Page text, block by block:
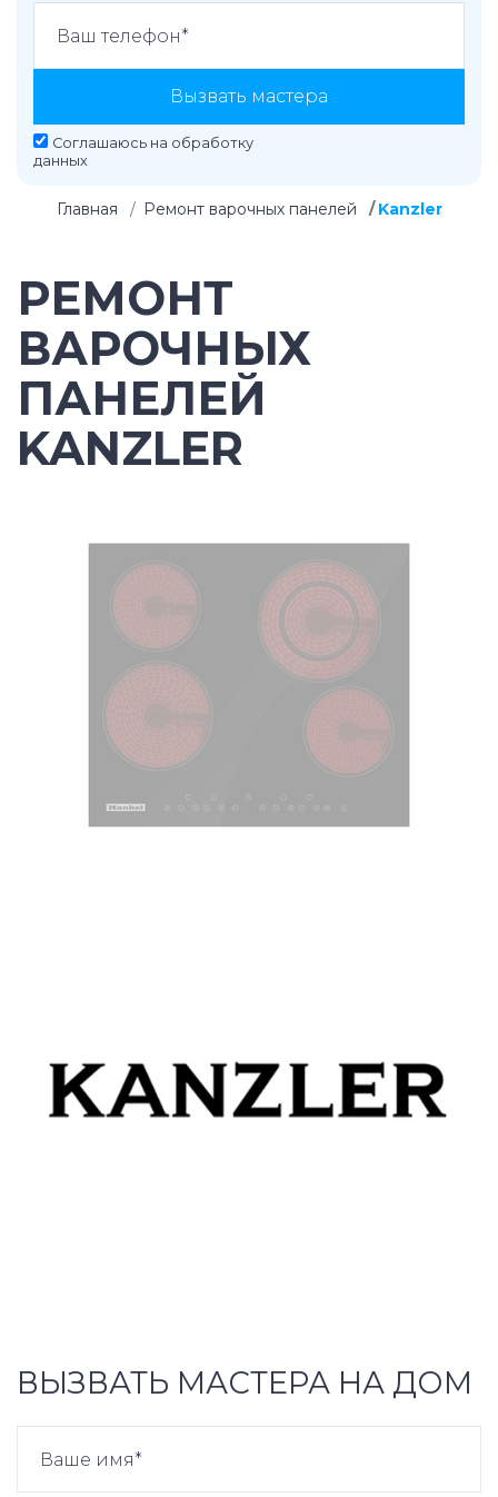
Вызвать мастера
Соглашаюсь на обработку
данных
Главная Ремонт варочных панелей Kanzler
РЕМОНТ
ВАРОЧНЫХ
ПАНЕЛЕЙ
KANZLER
ВЫЗВАТЬ МАСТЕРА НА ДОМ